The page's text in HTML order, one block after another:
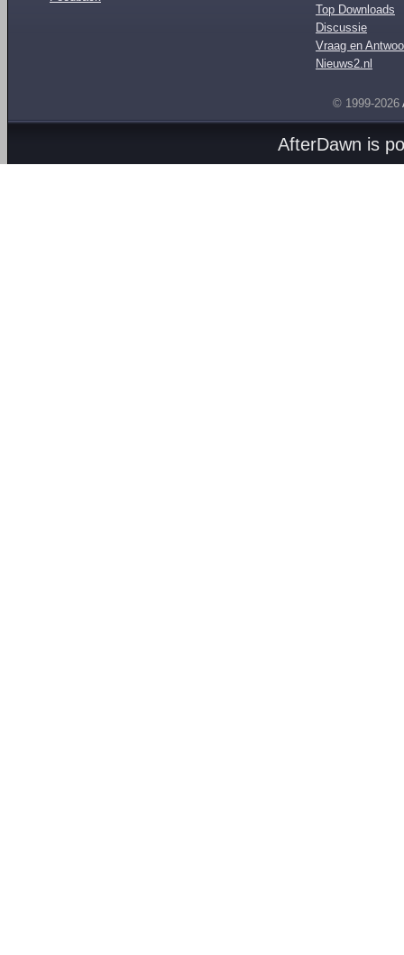
Top Downloads
Discussie
Vraag en
Nieuws2.nl
© 1999-2026
AfterDawn is